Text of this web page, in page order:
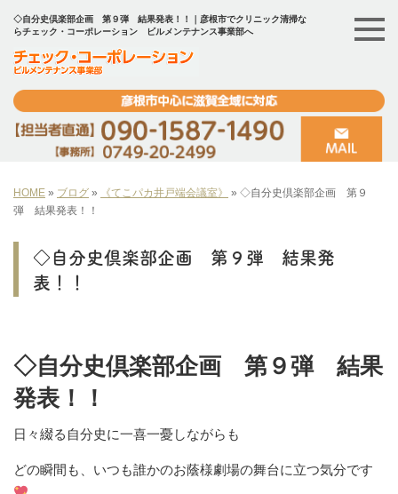
◇自分史倶楽部企画 第９弾 結果発表！！｜彦根市でクリニック清掃な
らチェック・コーポレーション ビルメンテナンス事業部へ
HOME » ブログ » 《てこパカ井戸端会議室》 » ◇自分史倶楽部企画 第９
弾 結果発表！！
◇自分史倶楽部企画 第９弾 結果発
表！！
◇自分史倶楽部企画 第９弾 結果
発表！！
日々綴る自分史に一喜一憂しながらも
どの瞬間も、いつも誰かのお蔭様劇場の舞台に立つ気分です